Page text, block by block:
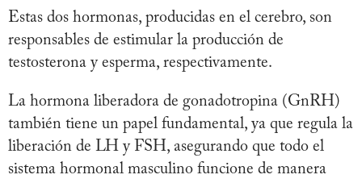
Estas dos hormonas, producidas en el cerebro, son
responsables de estimular la producción de
testosterona y esperma, respectivamente.
La hormona liberadora de gonadotropina (GnRH)
también tiene un papel fundamental, ya que regula la
liberación de LH y FSH, asegurando que todo el
sistema hormonal masculino funcione de manera